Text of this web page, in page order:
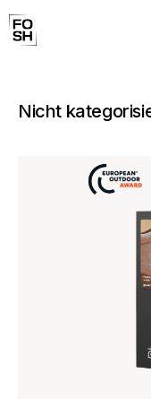
Home
Testing
Nicht